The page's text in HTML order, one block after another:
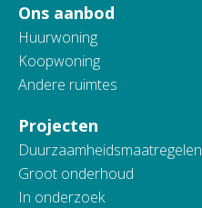
Ons aanbod
Huurwoning
Koopwoning
Andere ruimtes
Projecten
Duurzaamheidsmaatregelen
Groot onderhoud
In onderzoek